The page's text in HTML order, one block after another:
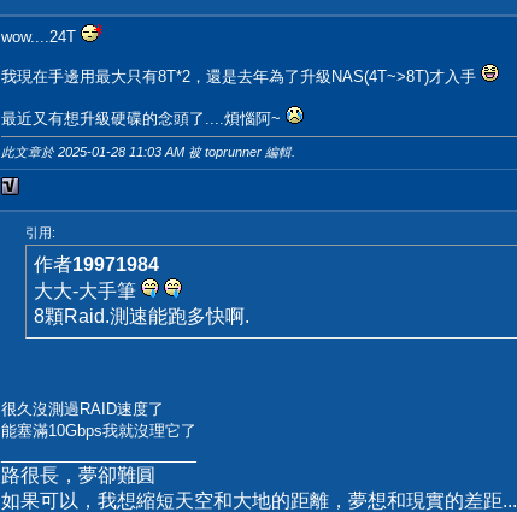
wow....24T
我現在手邊用最大只有8T*2，還是去年為了升級NAS(4T~>8T)才入手
最近又有想升級硬碟的念頭了....煩惱阿~
此文章於 2025-01-28 11:03 AM 被 toprunner 編輯.
引用:
作者19971984
大大-大手筆
8顆Raid.測速能跑多快啊.
很久沒測過RAID速度了
能塞滿10Gbps我就沒理它了
路很長，夢卻難圓
如果可以，我想縮短天空和大地的距離，夢想和現實的差距...